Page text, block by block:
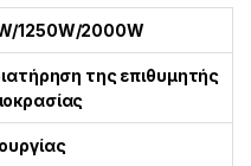
1250W/2000W
της επιθυμητής